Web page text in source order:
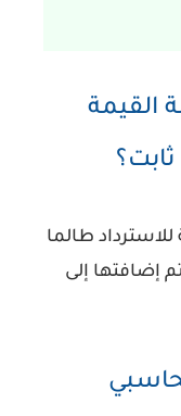
القيمة
طالما
إضافتها إلى